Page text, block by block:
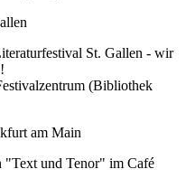
St. Gallen - wir
(Bibliothek
am Main
"Text und Tenor" im Café